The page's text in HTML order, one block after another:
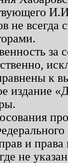
не
к
издание
и
не